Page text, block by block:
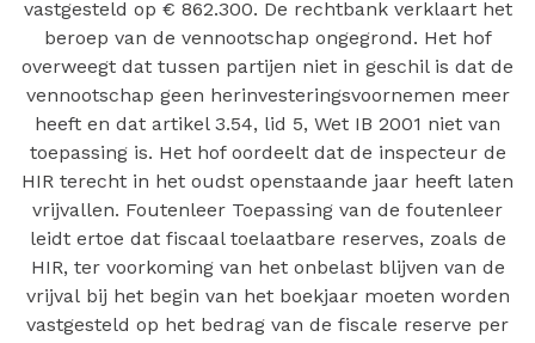
vastgesteld op € 862.300. De rechtbank verklaart het
beroep van de vennootschap ongegrond. Het hof
overweegt dat tussen partijen niet in geschil is dat de
vennootschap geen herinvesteringsvoornemen meer
heeft en dat artikel 3.54, lid 5, Wet IB 2001 niet van
toepassing is. Het hof oordeelt dat de inspecteur de
HIR terecht in het oudst openstaande jaar heeft laten
vrijvallen. Foutenleer Toepassing van de foutenleer
leidt ertoe dat fiscaal toelaatbare reserves, zoals de
HIR, ter voorkoming van het onbelast blijven van de
vrijval bij het begin van het boekjaar moeten worden
vastgesteld op het bedrag van de fiscale reserve per